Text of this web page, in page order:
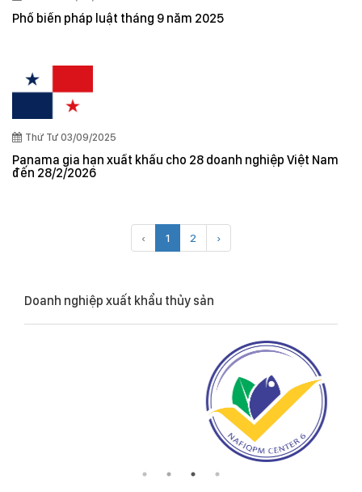
Phổ biến pháp luật tháng 9 năm 2025
Thứ Tư 03/09/2025
Panama gia hạn xuất khẩu cho 28 doanh nghiệp Việt Nam
đến 28/2/2026
‹ 1 2 ›
Doanh nghiệp xuất khẩu thủy sản